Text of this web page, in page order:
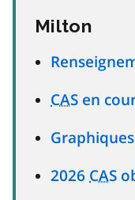
Milton
CAS en
2026 CAS